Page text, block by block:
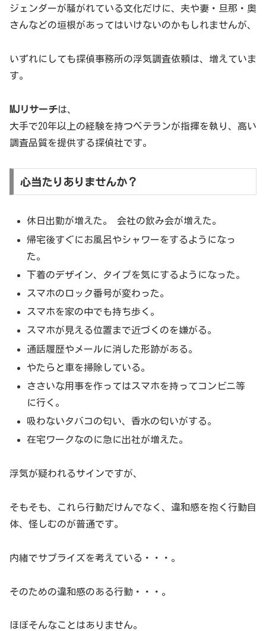
ジェンダーが騒がれている文化だけに、夫や妻・旦那・奥
さんなどの垣根があってはいけないのかもしれませんが、
いずれにしても探偵事務所の浮気調査依頼は、増えていま
す。
MJリサーチは、
大手で20年以上の経験を持つベテランが指揮を執り、高い
調査品質を提供する探偵社です。
心当たりありませんか？
休日出勤が増えた。 会社の飲み会が増えた。
帰宅後すぐにお風呂やシャワーをするようになっ
た。
下着のデザイン、タイプを気にするようになった。
スマホのロック番号が変わった。
スマホを家の中でも持ち歩く。
スマホが見える位置まで近づくのを嫌がる。
通話履歴やメールに消した形跡がある。
やたらと車を掃除している。
ささいな用事を作ってはスマホを持ってコンビニ等
に行く。
吸わないタバコの匂い、香水の匂いがする。
在宅ワークなのに急に出社が増えた。
浮気が疑われるサインですが、
そもそも、これら行動だけんでなく、違和感を抱く行動自
体、怪しむのが普通です。
内緒でサプライズを考えている・・・。
そのための違和感のある行動・・・。
ほぼそんなことはありません。